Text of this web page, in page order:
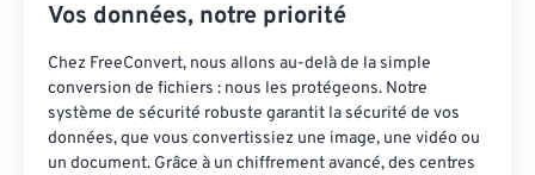
Vos données, notre priorité
Chez FreeConvert, nous allons au-delà de la simple
conversion de fichiers : nous les protégeons. Notre
système de sécurité robuste garantit la sécurité de vos
données, que vous convertissiez une image, une vidéo ou
un document. Grâce à un chiffrement avancé, des centres